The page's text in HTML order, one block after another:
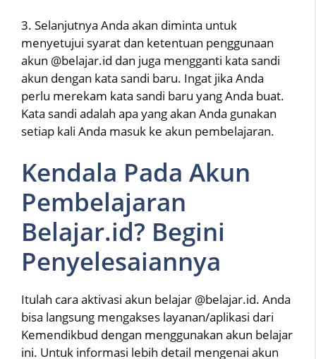
3. Selanjutnya Anda akan diminta untuk
menyetujui syarat dan ketentuan penggunaan
akun @belajar.id dan juga mengganti kata sandi
akun dengan kata sandi baru. Ingat jika Anda
perlu merekam kata sandi baru yang Anda buat.
Kata sandi adalah apa yang akan Anda gunakan
setiap kali Anda masuk ke akun pembelajaran.
Kendala Pada Akun
Pembelajaran
Belajar.id? Begini
Penyelesaiannya
Itulah cara aktivasi akun belajar @belajar.id. Anda
bisa langsung mengakses layanan/aplikasi dari
Kemendikbud dengan menggunakan akun belajar
ini. Untuk informasi lebih detail mengenai akun